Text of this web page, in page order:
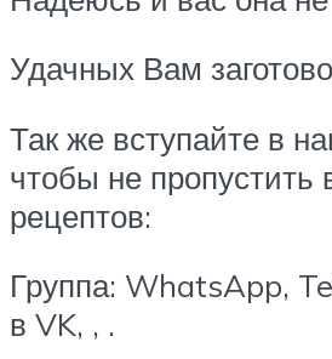
Удачных Вам
Так же вступайте в
чтобы не
рецептов:
Группа: WhatsApp,
в VK, , .